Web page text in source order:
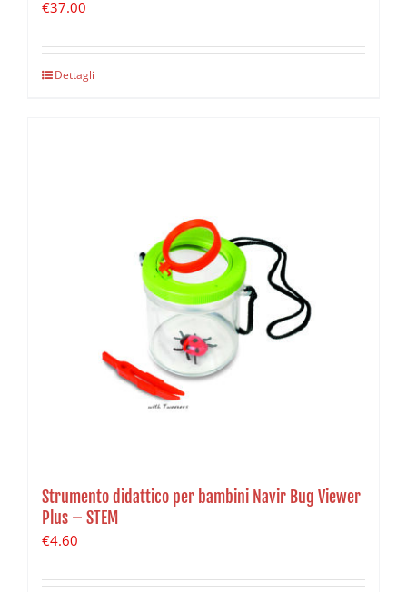
€37.00
Dettagli
Strumento didattico per bambini Navir Bug Viewer
Plus – STEM
€4.60